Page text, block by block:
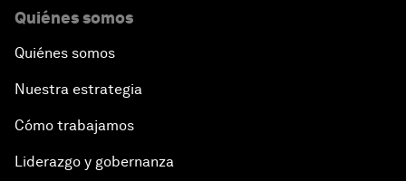
Quiénes somos
Quiénes somos
Nuestra estrategia
Cómo trabajamos
Liderazgo y gobernanza